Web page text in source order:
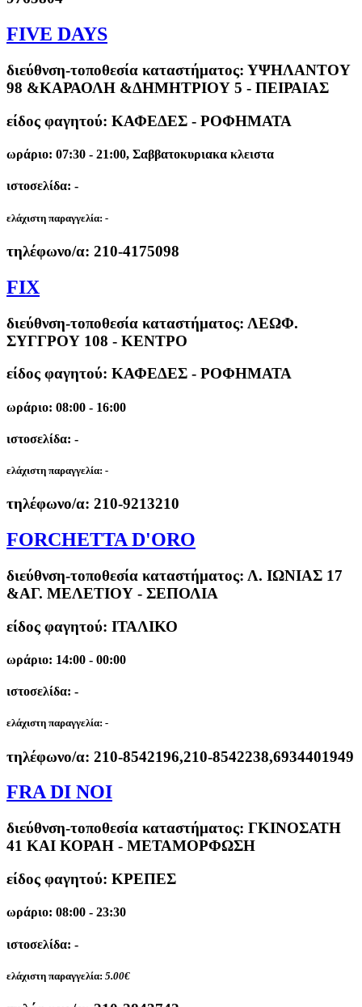
FIVE DAYS
διεύθνση-τοποθεσία καταστήματος: ΥΨΗΛΑΝΤΟΥ
98 &ΚΑΡΑΟΛΗ &ΔΗΜΗΤΡΙΟΥ 5 - ΠΕΙΡΑΙΑΣ
είδος φαγητού: ΚΑΦΕΔΕΣ - ΡΟΦΗΜΑΤΑ
ωράριο: 07:30 - 21:00, Σαββατοκυριακα κλειστα
ιστοσελίδα: -
ελάχιστη παραγγελία: -
τηλέφωνο/α: 210-4175098
FIX
διεύθνση-τοποθεσία καταστήματος: ΛΕΩΦ.
ΣΥΓΓΡΟΥ 108 - ΚΕΝΤΡΟ
είδος φαγητού: ΚΑΦΕΔΕΣ - ΡΟΦΗΜΑΤΑ
ωράριο: 08:00 - 16:00
ιστοσελίδα: -
ελάχιστη παραγγελία: -
τηλέφωνο/α: 210-9213210
FORCHETTA D'ORO
διεύθνση-τοποθεσία καταστήματος: Λ. ΙΩΝΙΑΣ 17
&ΑΓ. ΜΕΛΕΤΙΟΥ - ΣΕΠΟΛΙΑ
είδος φαγητού: ΙΤΑΛΙΚΟ
ωράριο: 14:00 - 00:00
ιστοσελίδα: -
ελάχιστη παραγγελία: -
τηλέφωνο/α: 210-8542196,210-8542238,6934401949
FRA DI NOI
διεύθνση-τοποθεσία καταστήματος: ΓΚΙΝΟΣΑΤΗ
41 ΚΑΙ ΚΟΡΑΗ - ΜΕΤΑΜΟΡΦΩΣΗ
είδος φαγητού: ΚΡΕΠΕΣ
ωράριο: 08:00 - 23:30
ιστοσελίδα: -
ελάχιστη παραγγελία: 5.00€